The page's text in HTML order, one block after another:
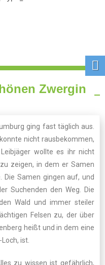
Zwergin
ging fast täglich aus.
nicht rausbekommen,
wollte es ihr nicht
zeigen, in dem er Samen
Die Samen gingen auf, und
Suchenden den Weg. Die
Wald und immer steiler
Felsen zu, der über
heißt und in dem eine
ist.
zu wissen ist gefährlich,